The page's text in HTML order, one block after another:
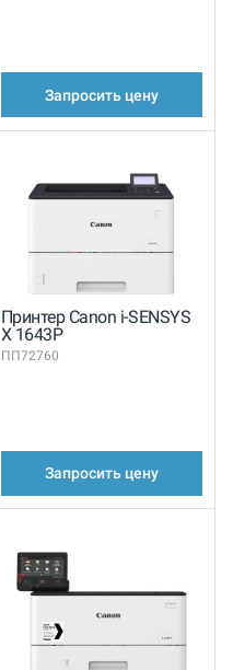
Запросить цену
Принтер Canon i-SENSYS
X 1643P
ПП72760
Запросить цену